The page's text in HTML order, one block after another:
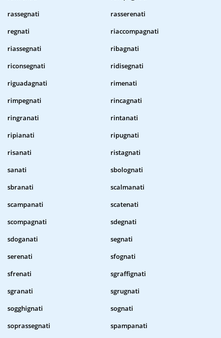
rassegnati
rasserenati
regnati
riaccompagnati
riassegnati
ribagnati
riconsegnati
ridisegnati
riguadagnati
rimenati
rimpegnati
rincagnati
ringranati
rintanati
ripianati
ripugnati
risanati
ristagnati
sanati
sbolognati
sbranati
scalmanati
scampanati
scatenati
scompagnati
sdegnati
sdoganati
segnati
serenati
sfognati
sfrenati
sgraffignati
sgranati
sgrugnati
sogghignati
sognati
soprassegnati
spampanati